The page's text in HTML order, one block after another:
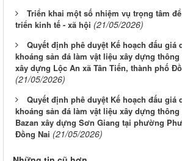
Triển khai một số nhiệm vụ trọng tâm
triển kinh tế - xã hội (21/05/2026)
Quyết định phê duyệt Kế hoạch đấu giá
khoáng sản đá làm vật liệu xây dựng
xây dựng Lộc An xã Tân Tiến, thành phố
(21/05/2026)
Quyết định phê duyệt Kế hoạch đấu giá
khoáng sản đá làm vật liệu xây dựng
Bazan xây dựng Sơn Giang tại phường
Đồng Nai (21/05/2026)